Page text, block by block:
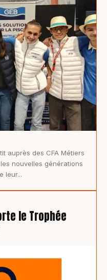
auprès des CFA Métiers
nouvelles générations
leur...
le Trophée